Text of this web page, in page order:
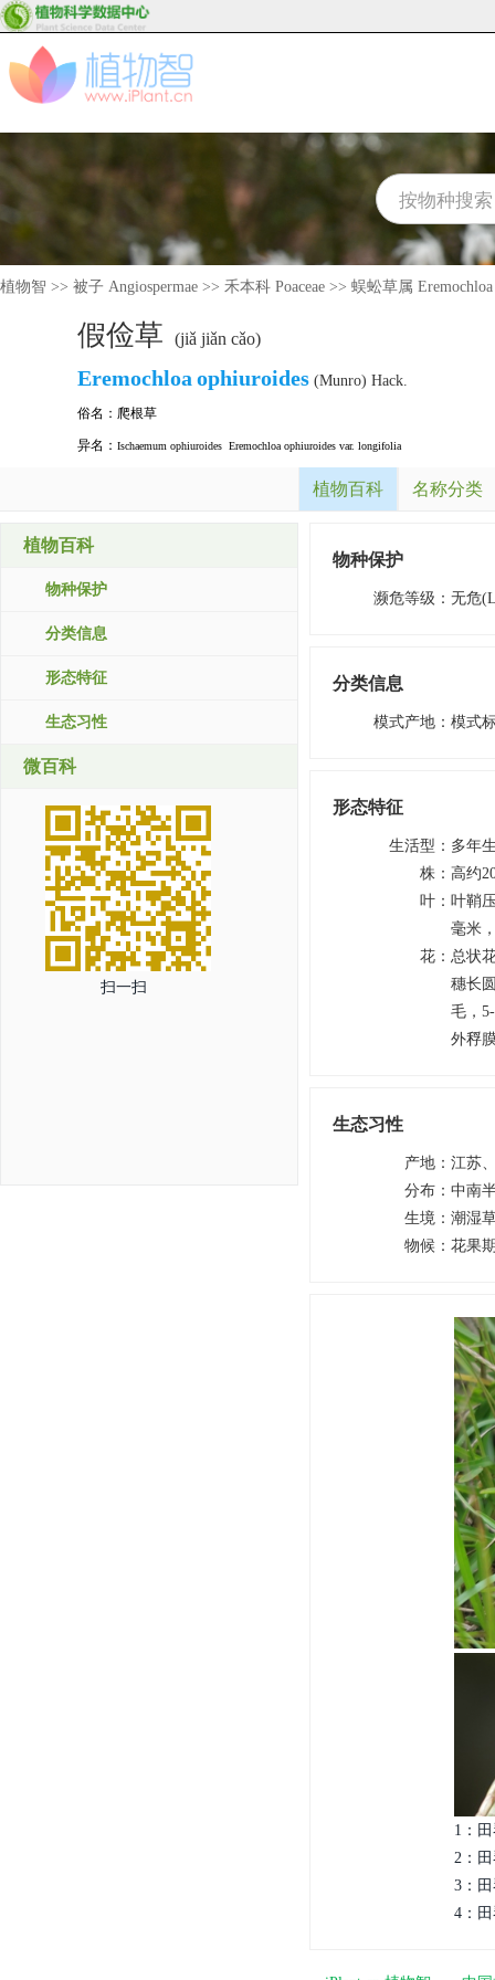
植物智 >> 被子 Angiospermae >> 禾本科 Poaceae >> 蜈蚣草属 Eremochloa
假俭草 (jiǎ jiǎn cǎo)
Eremochloa ophiuroides (Munro) Hack.
俗名： 爬根草
异名： Ischaemum ophiuroides Eremochloa ophiuroides var. longifolia
植物百科 名称分类
植物百科
物种保护
分类信息
形态特征
生态习性
微百科
扫一扫
物种保护
濒危等级 ： 无危
分类信息
模式产地 ： 模式
形态特征
生活型 ： 多年
株 ： 高约
叶 ： 叶鞘
毫米
花 ： 总状
穗长
毛，
外稃
生态习性
产地 ： 江苏
分布 ： 中南
生境 ： 潮湿
物候 ： 花果
1：
2：
3：
4：